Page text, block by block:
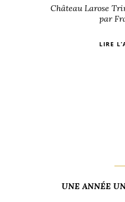
Château Larose
par
LIRE
UNE ANNÉE